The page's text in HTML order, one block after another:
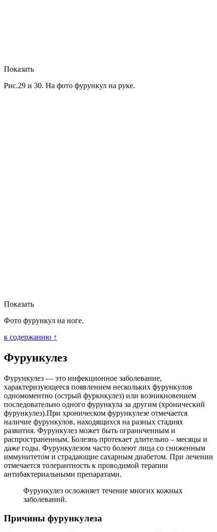
Показать
Рис.29 и 30. На фото фурункул на руке.
Показать
Фото фурункул на ноге.
к содержанию ↑
Фурункулез
Фурункулез — это инфекционное заболевание,
характеризующееся появлением нескольких фурункулов
одномоментно (острый фуркнкулез) или возникновением
последовательно одного фурункула за другим (хронический
фурункулез).При хроническом фурункулезе отмечается
наличие фурункулов, находящихся на разных стадиях
развития. Фурункулез может быть ограниченным и
распространенным. Болезнь протекает длительно – месяцы и
даже годы. Фурункулезом часто болеют лица со сниженным
иммунитетом и страдающие сахарным диабетом. При лечении
отмечается толерантность к проводимой терапии
антибактериальными препаратами.
Фурункулез осложняет течение многих кожных
заболеваний.
Причины фурункулеза